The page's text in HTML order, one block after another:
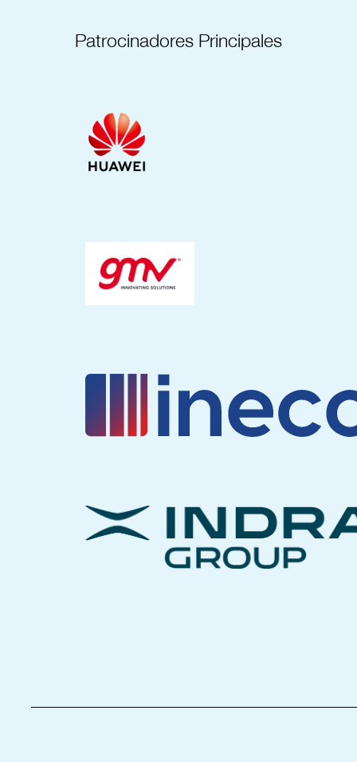
Patrocinadores Principales